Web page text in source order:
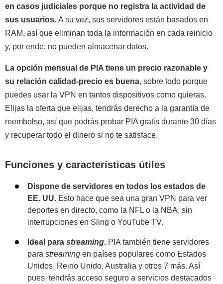
en casos judiciales porque no registra la actividad de
sus usuarios. A su vez, sus servidores están basados en
RAM, así que eliminan toda la información en cada reinicio
y, por ende, no pueden almacenar datos.
La opción mensual de PIA tiene un precio razonable y
su relación calidad-precio es buena, sobre todo porque
puedes usar la VPN en tantos dispositivos como quieras.
Elijas la oferta que elijas, tendrás derecho a la garantía de
reembolso, así que podrás probar PIA gratis durante 30 días
y recuperar todo el dinero si no te satisface.
Funciones y características útiles
Dispone de servidores en todos los estados de
EE. UU. Esto hace que sea una gran VPN para ver
deportes en directo, como la NFL o la NBA, sin
interrupciones en Sling o YouTube TV.
Ideal para streaming. PIA también tiene servidores
para streaming en países populares como Estados
Unidos, Reino Unido, Australia y otros 7 más. Así
pues, tendrás acceso seguro a servicios destacados